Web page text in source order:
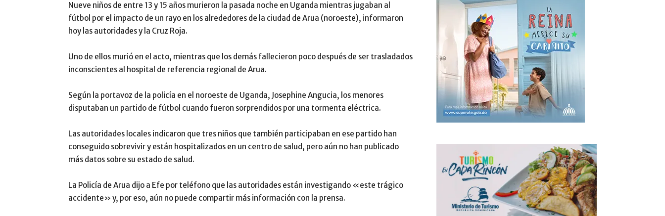
Nueve niños de entre 13 y 15 años murieron la pasada noche en Uganda mientras jugaban al
fútbol por el impacto de un rayo en los alrededores de la ciudad de Arua (noroeste), informaron
hoy las autoridades y la Cruz Roja.
Uno de ellos murió en el acto, mientras que los demás fallecieron poco después de ser trasladados
inconscientes al hospital de referencia regional de Arua.
Según la portavoz de la policía en el noroeste de Uganda, Josephine Angucia, los menores
disputaban un partido de fútbol cuando fueron sorprendidos por una tormenta eléctrica.
Las autoridades locales indicaron que tres niños que también participaban en ese partido han
conseguido sobrevivir y están hospitalizados en un centro de salud, pero aún no han publicado
más datos sobre su estado de salud.
La Policía de Arua dijo a Efe por teléfono que las autoridades están investigando «este trágico
accidente» y, por eso, aún no puede compartir más información con la prensa.